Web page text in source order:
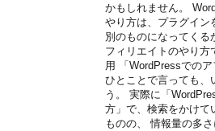
かもしれません。
やり方は、プラグイン
別のものになってくる
フィリエイトのやり方
用 「WordPressでのア
ひとことで言っても、
う。 実際に「
方」で、検索をかけて
ものの、 情報量の多